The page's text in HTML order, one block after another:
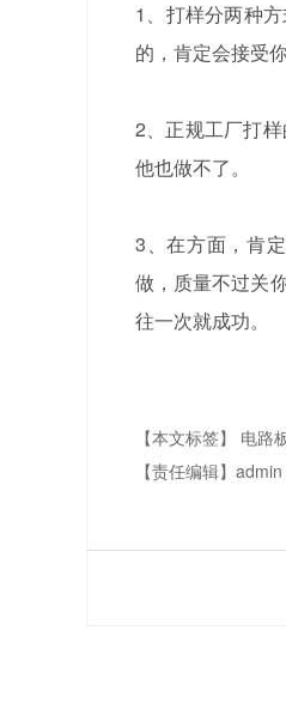
1、打样分两种
的，肯定会接受
2、正规工厂打
他也做不了。
3、在方面，肯
做，质量不过关
往一次就成功。
【本文标签】 电路
【责任编辑】 admin